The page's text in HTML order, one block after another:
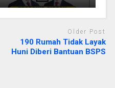
Older Post
190 Rumah Tidak Layak
Huni Diberi Bantuan BSPS